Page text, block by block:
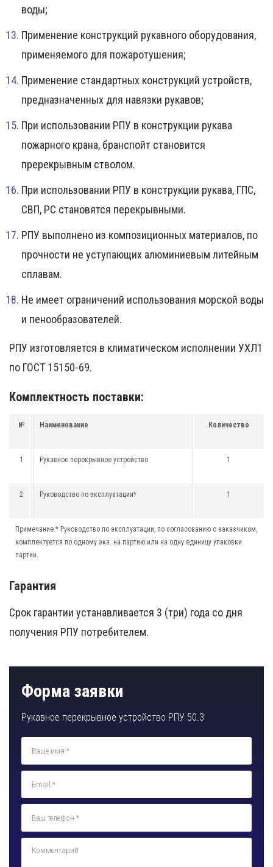
воды;
Применение конструкций рукавного оборудования,
применяемого для пожаротушения;
Применение стандартных конструкций устройств,
предназначенных для навязки рукавов;
При использовании РПУ в конструкции рукава
пожарного крана, бранспойт становится
пререкрывным стволом.
При использовании РПУ в конструкции рукава, ГПС,
СВП, РС становятся перекрывными.
РПУ выполнено из композиционных материалов, по
прочности не уступающих алюминиевым литейным
сплавам.
Не имеет ограничений использования морской воды
и пенообразователей.
РПУ изготовляется в климатическом исполнении УХЛ1
по ГОСТ 15150-69.
Комплектность поставки:
№ Наименование Количество
1 Рукавное перекрывное устройство 1
2 Руководство по эксплуатации* 1
Примечание.* Руководство по эксплуатации, по согласованию с заказчиком,
комплектуется по одному экз. на партию или на одну единицу упаковки
партии.
Гарантия
Срок гарантии устанавливается 3 (три) года со дня
получения РПУ потребителем.
Форма заявки
Рукавное перекрывное устройство РПУ 50.3